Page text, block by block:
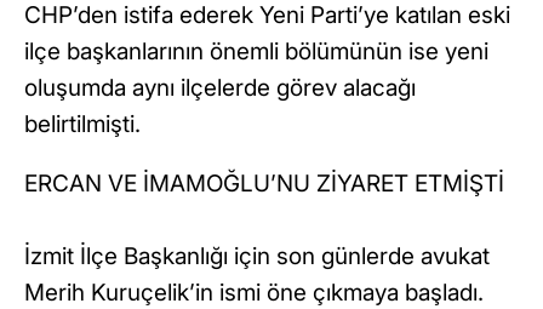
CHP’den istifa ederek Yeni Parti’ye katılan eski
ilçe başkanlarının önemli bölümünün ise yeni
oluşumda aynı ilçelerde görev alacağı
belirtilmişti.
ERCAN VE İMAMOĞLU’NU ZİYARET ETMİŞTİ
İzmit İlçe Başkanlığı için son günlerde avukat
Merih Kuruçelik’in ismi öne çıkmaya başladı.